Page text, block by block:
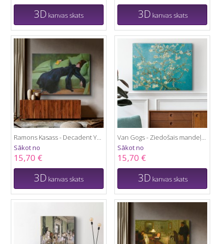
3D kanvas skats 3D kanvas skats
Ramons Kasass - Decadent Young Woman 1899
Sākot no
15,70 €
3D kanvas skats
Van Gogs - Ziedošais mandeļu koks
Sākot no
15,70 €
3D kanvas skats